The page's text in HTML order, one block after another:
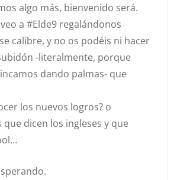
algo más, bienvenido será.
a #Elde9 regalándonos
calibre, y no os podéis ni hacer
-literalmente, porque
dando palmas- que
los nuevos logros? o
que dicen los ingleses y que
.